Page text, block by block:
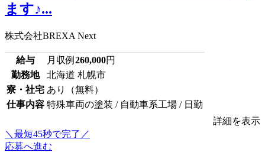
ます♪...
株式会社BREXA Next
給与 月収例 260,000円
勤務地
北海道 札幌市
寮・社宅 あり（無料）
仕事内容 特殊車両の塗装 / 自動車系工場 / 日勤
詳細を表示
＼最短45秒で完了／
応募へ進む